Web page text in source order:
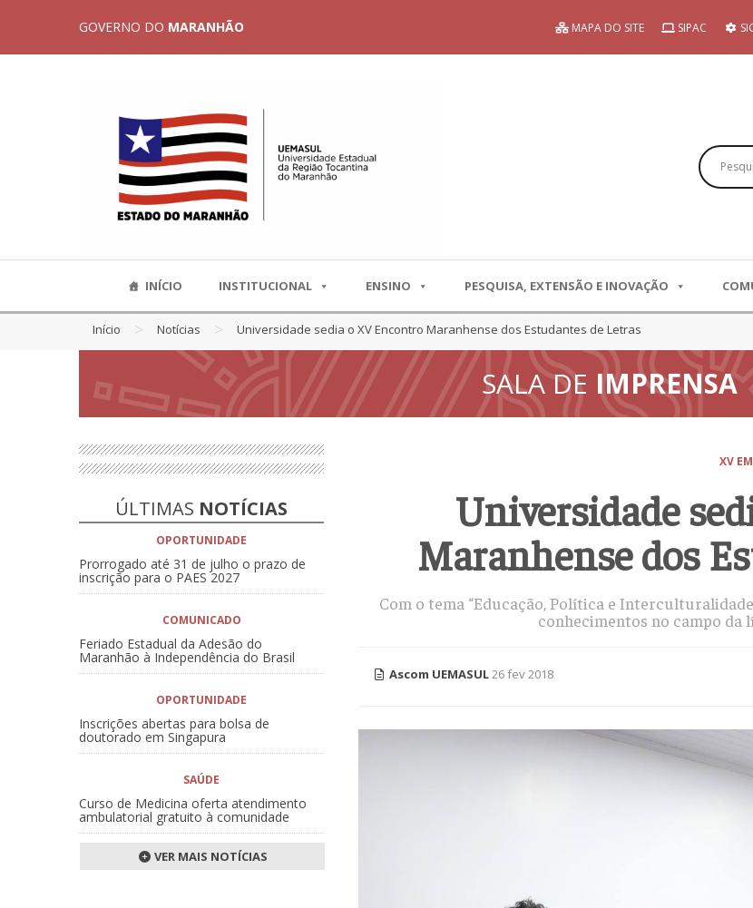
GOVERNO DO MARANHÃO MAPA DO SITE SIPAC
INÍCIO INSTITUCIONAL ENSINO PESQUISA, EXTENSÃO E INOVAÇÃO
Início > Notícias > Universidade sedia o XV Encontro Maranhense dos Estudantes de Letras
SALA DE IMPRENSA
ÚLTIMAS NOTÍCIAS
OPORTUNIDADE
Prorrogado até 31 de julho o prazo de
inscrição para o PAES 2027
COMUNICADO
Feriado Estadual da Adesão do
Maranhão à Independência do Brasil
OPORTUNIDADE
Inscrições abertas para bolsa de
doutorado em Singapura
SAÚDE
Curso de Medicina oferta atendimento
ambulatorial gratuito à comunidade
VER MAIS NOTÍCIAS
XV
Universidade
Maranhense dos
Com o tema “Educação, Política e
conhecimentos no campo
Ascom UEMASUL26 fev 2018